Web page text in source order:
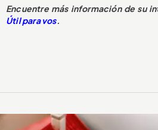
Encuentre más información de su
Útil para vos.